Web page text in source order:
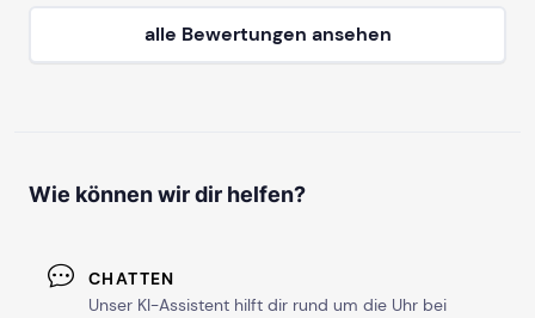
alle Bewertungen ansehen
Wie können wir dir helfen?
CHATTEN
Unser KI-Assistent hilft dir rund um die Uhr bei